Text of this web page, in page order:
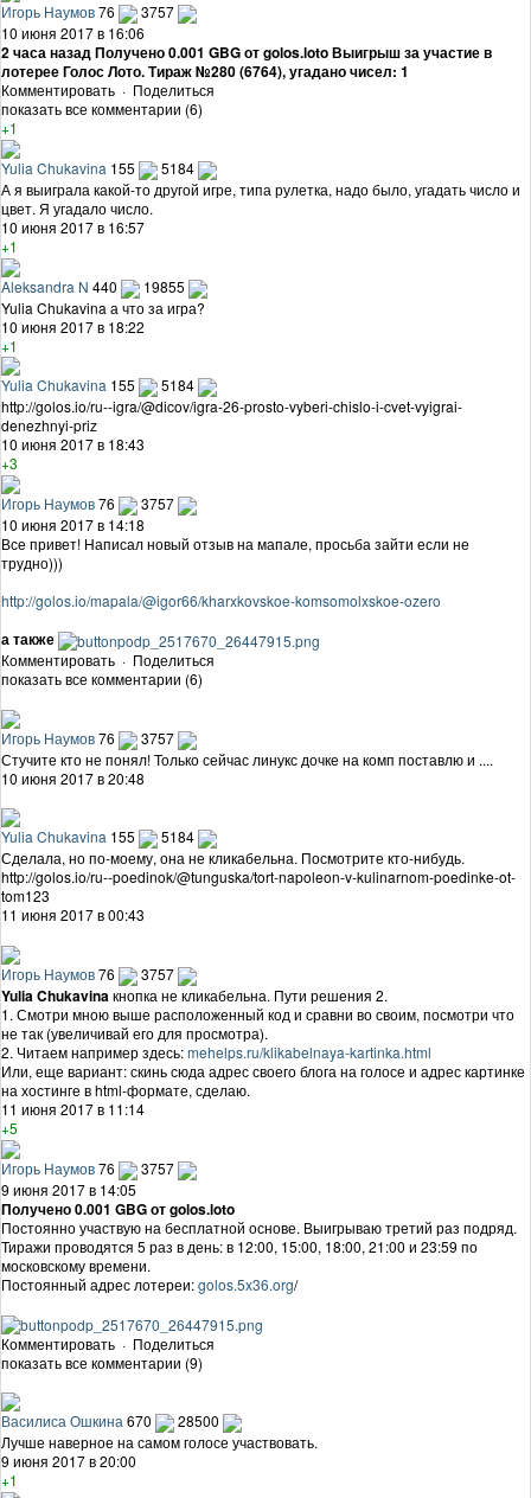
Игорь Наумов76
3757
10 июня 2017 в 16:06
2 часа назад Получено 0.001 GBG от golos.loto Выигрыш за участие в
лотерее Голос Лото. Тираж №280 (6764), угадано чисел: 1
Комментировать · Поделиться
показать все комментарии (6)
+1
Yulia Chukavina 155
5184
А я выиграла какой-то другой игре, типа рулетка, надо было, угадать число и
цвет. Я угадало число.
10 июня 2017 в 16:57
+1
Aleksandra N 440
19855
Yulia Chukavina а что за игра?
10 июня 2017 в 18:22
+1
Yulia Chukavina 155
5184
http://golos.io/ru--igra/@dicov/igra-26-prosto-vyberi-chislo-i-cvet-vyigrai-
denezhnyi-priz
10 июня 2017 в 18:43
+3
Игорь Наумов76
3757
10 июня 2017 в 14:18
Все привет! Написал новый отзыв на мапале, просьба зайти если не
трудно)))
http://golos.io/mapala/@igor66/kharxkovskoe-komsomolxskoe-ozero
а также
Комментировать · Поделиться
показать все комментарии (6)
Игорь Наумов76
3757
Стучите кто не понял! Только сейчас линукс дочке на комп поставлю и ....
10 июня 2017 в 20:48
Yulia Chukavina 155
5184
Сделала, но по-моему, она не кликабельна. Посмотрите кто-нибудь.
http://golos.io/ru--poedinok/@tunguska/tort-napoleon-v-kulinarnom-poedinke-ot-
tom123
11 июня 2017 в 00:43
Игорь Наумов76 3757
Yulia Chukavinaкнопка не кликабельна. Пути решения 2.
1. Смотри мною выше расположенный код и сравни во своим, посмотри что
не так (увеличивай его для просмотра).
2. Читаем например здесь:mehelps.ru/klikabelnaya-kartinka.html
Или, еще вариант: скинь сюда адрес своего блога на голосе и адрес картинке
на хостинге в html-формате, сделаю.
11 июня 2017 в 11:14
+5
Игорь Наумов76
3757
9 июня 2017 в 14:05
Получено 0.001 GBG от golos.loto
Постоянно участвую на бесплатной основе. Выигрываю третий раз подряд.
Тиражи проводятся 5 раз в день: в 12:00, 15:00, 18:00, 21:00 и 23:59 по
московскому времени.
Постоянный адрес лотереи:golos.5x36.org/
Комментировать · Поделиться
показать все комментарии (9)
Василиса Ошкина670
28500
Лучше наверное на самом голосе участвовать.
9 июня 2017 в 20:00
+1